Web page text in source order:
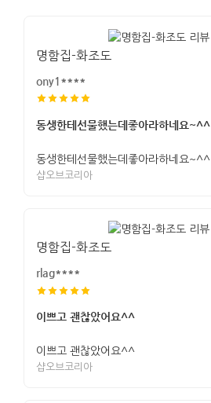
명함집-화조도
ony1****
동생한테선물했는데좋아라하네요~^^
동생한테선물했는데좋아라하네요~^^
샵오브코리아
명함집-화조도
rlag****
이쁘고 괜찮았어요^^
이쁘고 괜찮았어요^^
샵오브코리아